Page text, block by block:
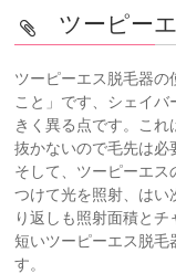
ツーピー
ツーピーエス脱毛器の
こと」です、シェイ
きく異る点です。これ
抜かないので毛先は必
そして、ツーピーエス
つけて光を照射、はい
り返しも照射面積と
短いツーピーエス脱
す。